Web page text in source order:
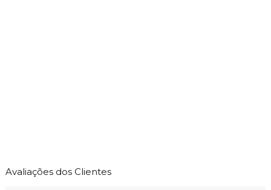
Avaliações dos Clientes